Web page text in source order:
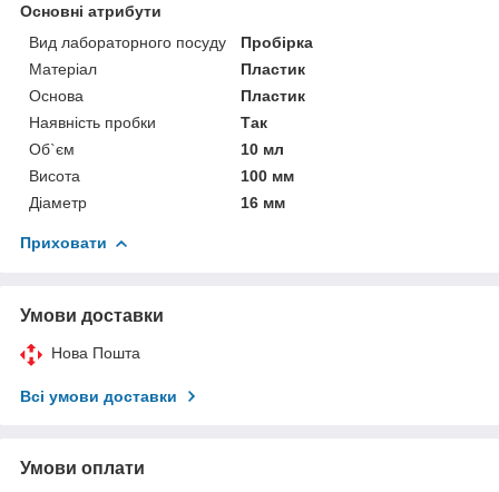
Основні атрибути
Вид лабораторного посуду
Пробірка
Матеріал
Пластик
Основа
Пластик
Наявність пробки
Так
Об`єм
10 мл
Висота
100 мм
Діаметр
16 мм
Приховати
Умови доставки
Нова Пошта
Всі умови доставки
Умови оплати